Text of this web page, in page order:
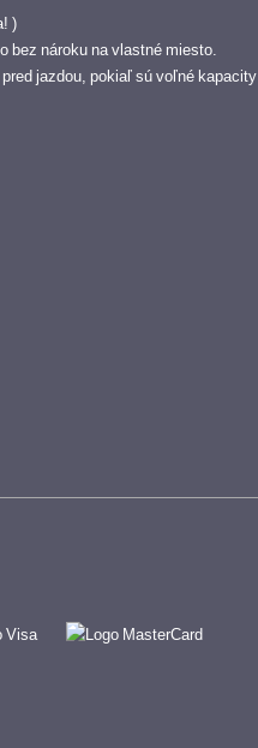
)
bez nároku na vlastné miesto.
jazdou, pokiaľ sú voľné kapacity